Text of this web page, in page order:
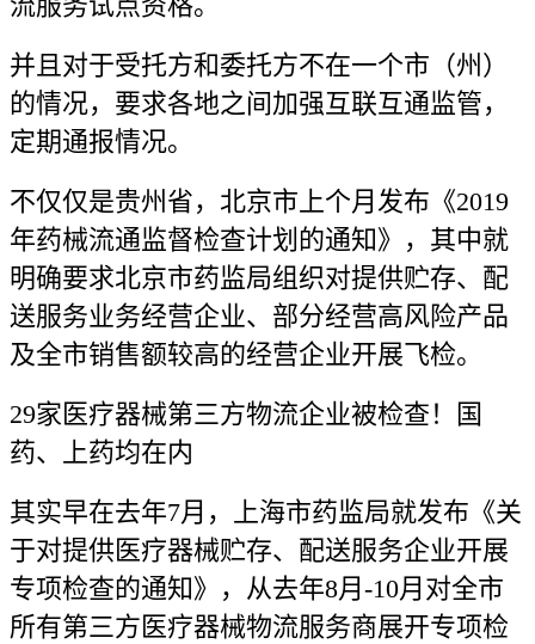
并且对于受托方和委托方不在一个市（州）
的情况，要求各地之间加强互联互通监管，
定期通报情况。
不仅仅是贵州省，北京市上个月发布《2019
年药械流通监督检查计划的通知》，其中就
明确要求北京市药监局组织对提供贮存、配
送服务业务经营企业、部分经营高风险产品
及全市销售额较高的经营企业开展飞检。
29家医疗器械第三方物流企业被检查！国
药、上药均在内
其实早在去年7月，上海市药监局就发布《关
于对提供医疗器械贮存、配送服务企业开展
专项检查的通知》，从去年8月-10月对全市
所有第三方医疗器械物流服务商展开专项检